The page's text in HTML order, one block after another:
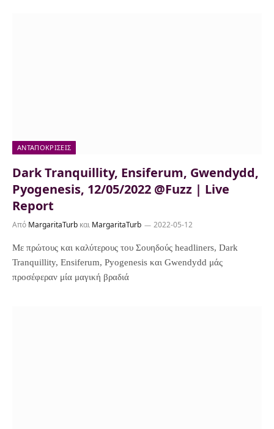
ΑΝΤΑΠΟΚΡΊΣΕΙΣ
Dark Tranquillity, Ensiferum, Gwendydd,
Pyogenesis, 12/05/2022 @Fuzz | Live
Report
Από MargaritaTurb και MargaritaTurb 2022-05-12
Με πρώτους και καλύτερους του Σουηδούς headliners, Dark
Tranquillity, Ensiferum, Pyogenesis και Gwendydd μάς
προσέφεραν μία μαγική βραδιά